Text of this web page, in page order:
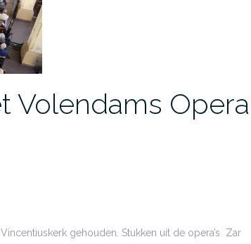
Volendams Opera
gehouden. Stukken uit de opera’s Zar